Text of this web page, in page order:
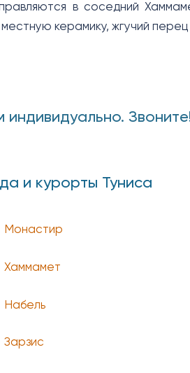
в соседний
керамику, жгучий
и курорты Туниса
Монастир
Хаммамет
Набель
Зарзис